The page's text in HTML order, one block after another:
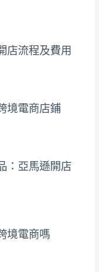
店流程及費用
境電商店鋪
：亞馬遜開店
境電商嗎